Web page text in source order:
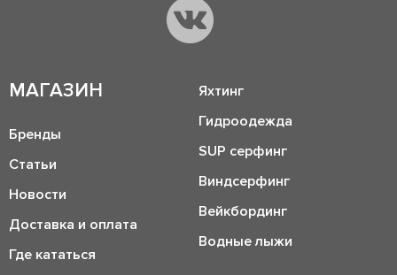
МАГАЗИН
Бренды
Статьи
Новости
Доставка и оплата
Где кататься
Яхтинг
Гидроодежда
SUP серфинг
Виндсерфинг
Вейкбординг
Водные лыжи